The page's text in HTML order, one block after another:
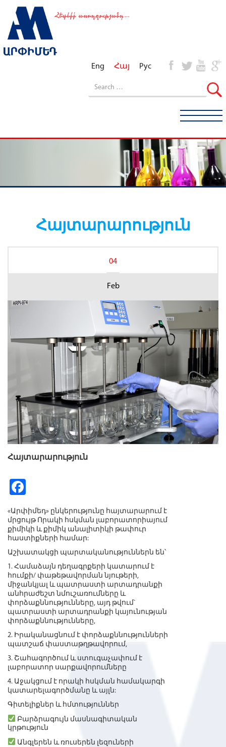
Eng Հայ Рус
Հայտարարություն
04
Feb
Հայտարարություն
b
o
o
k
«Արփիմեդ» ընկերությունը հայտարարում է
մրցույթ Որակի հսկման լաբորատորիայում
քիմիկի և քիմիկ անալիտիկի թափուր
հաստիքների համար:
Աշխատակցի պարտականություններն են՝
1. Համաձայն դեղագրքերի կատարում է
հումքի/ փաթեթավորման նյութերի,
միջանկյալ և պատրաստի արտադրանքի
անհրաժեշտ նմուշառումները և
փորձաքննությունները, այդ թվում`
պատրաստի արտադրանքի կայունության
փորձաքննությունները,
2. Իրականացնում է փորձաքննությունների
պատշաճ փաստաթղթավորում,
3. Շահագործում և ստուգաչափում է
լաբորատոր սարքավորումները
4. Աջակցում է որակի հսկման համակարգի
կատարելագործմանը և այլն:
Գիտելիքներ և հմտություններ
Բարձրագույն մասնագիտական
կրթություն
Անգլերեն և ռուսերեն լեզուների